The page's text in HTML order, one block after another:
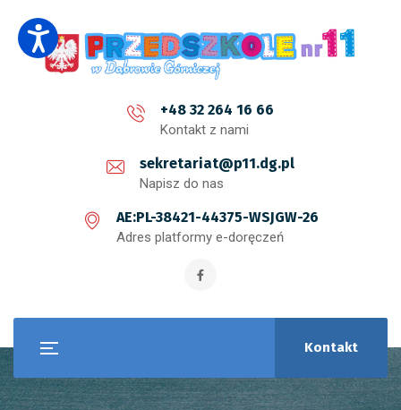
+48 32 264 16 66
Kontakt z nami
sekretariat@p11.dg.pl
Napisz do nas
AE:PL-38421-44375-WSJGW-26
Adres platformy e-doręczeń
Kontakt